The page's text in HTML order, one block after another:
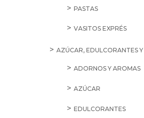
PASTAS
VASITOS EXPRÉS
AZÚCAR, EDULCORANTES
ADORNOS Y AROMAS
AZÚCAR
EDULCORANTES